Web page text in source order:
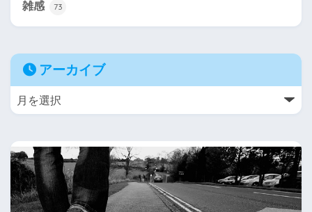
雑感 73
アーカイブ